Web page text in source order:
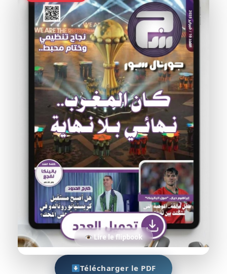
Lire le flipbook
Télécharger le PDF